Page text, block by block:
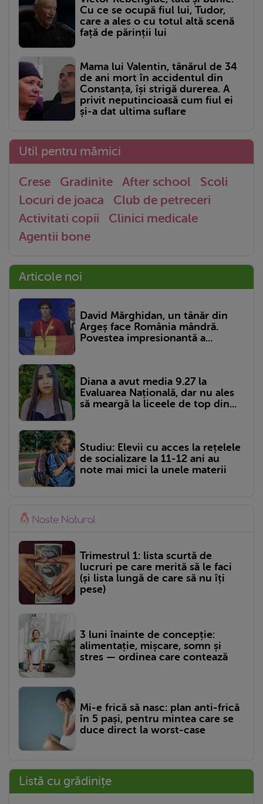
Cu ce se ocupă fiul lui, Tudor,
care a ales o cu totul altă scenă
față de părinții lui
Mama lui Valentin, tânărul de 34
de ani mort în accidentul din
Constanța, își strigă durerea. A
privit neputincioasă cum fiul ei
și-a dat ultima suflare
Util pentru mămici
Crese Gradinite After school
Scoli
Locuri de joaca
Club de petreceri
Activitati copii
Clinici medicale
Agentii bone
Articole noi
David Mărghidan, un tânăr din
Argeș face România mândră.
Povestea impresionantă a...
Diana a avut media 9.27 la
Evaluarea Națională, dar nu ales
să meargă la liceele de top din...
Studiu: Elevii cu acces la rețelele
de socializare la 11-12 ani au
note mai mici la unele materii
Trimestrul 1: lista scurtă de
lucruri pe care merită să le faci
(și lista lungă de care să nu îți
pese)
3 luni înainte de concepție:
alimentație, mișcare, somn și
stres — ordinea care contează
Mi-e frică să nasc: plan anti-frică
în 5 pași, pentru mintea care se
duce direct la worst-case
Listă cu grădinițe